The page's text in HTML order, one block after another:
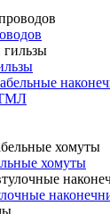
ТМЛ
хомуты